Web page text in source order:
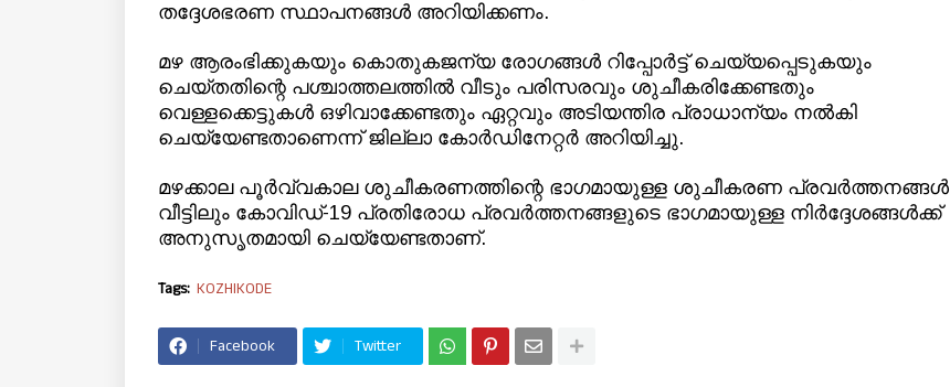
തദ്ദേശഭരണ സ്ഥാപനങ്ങള്‍ അറിയിക്കണം.
മഴ ആരംഭിക്കുകയും കൊതുകജന്യ രോഗങ്ങള്‍ റിപ്പോര്‍ട്ട് ചെയ്യപ്പെടുകയും
ചെയ്തതിന്റെ പശ്ചാത്തലത്തില്‍ വീടും പരിസരവും ശുചീകരിക്കേണ്ടതും
വെള്ളക്കെട്ടുകള്‍ ഒഴിവാക്കേണ്ടതും ഏറ്റവും അടിയന്തിര പ്രാധാന്യം നല്‍കി
ചെയ്യേണ്ടതാണെന്ന് ജില്ലാ കോര്‍ഡിനേറ്റര്‍ അറിയിച്ചു.
മഴക്കാല പൂര്‍വ്വകാല ശുചീകരണത്തിന്റെ ഭാഗമായുള്ള ശുചീകരണ പ്രവര്‍ത്തനങ്ങള്‍
വീട്ടിലും കോവിഡ്-19 പ്രതിരോധ പ്രവര്‍ത്തനങ്ങളുടെ ഭാഗമായുള്ള നിര്‍ദ്ദേശങ്ങള്‍ക്ക്
അനുസൃതമായി ചെയ്യേണ്ടതാണ്.
Tags: KOZHIKODE
Facebook Twitter